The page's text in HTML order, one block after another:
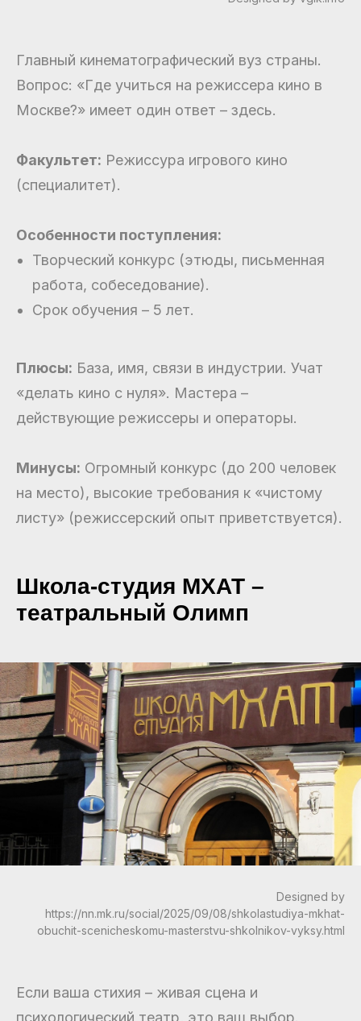
Главный кинематографический вуз страны.
Вопрос: «Где учиться на режиссера кино в
Москве?» имеет один ответ – здесь.
Факультет: Режиссура игрового кино
(специалитет).
Особенности поступления:
Творческий конкурс (этюды, письменная
работа, собеседование).
Срок обучения – 5 лет.
Плюсы: База, имя, связи в индустрии. Учат
«делать кино с нуля». Мастера –
действующие режиссеры и операторы.
Минусы: Огромный конкурс (до 200 человек
на место), высокие требования к «чистому
листу» (режиссерский опыт приветствуется).
Школа-студия МХАТ –
театральный Олимп
Designed by
https://nn.mk.ru/social/2025/09/08/shkolastudiya-mkhat-
obuchit-scenicheskomu-masterstvu-shkolnikov-vyksy.html
Если ваша стихия – живая сцена и
психологический театр, это ваш выбор.